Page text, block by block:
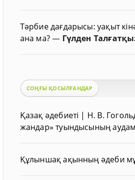
Тәрбие дағдарысы: уақыт
ана ма?— Гүлден
СОҢҒЫ ҚОСЫЛҒАНДАР
Қазақ әдебиеті | Н. В.
жандар» туындысының
Құлыншақ ақынның әдеби